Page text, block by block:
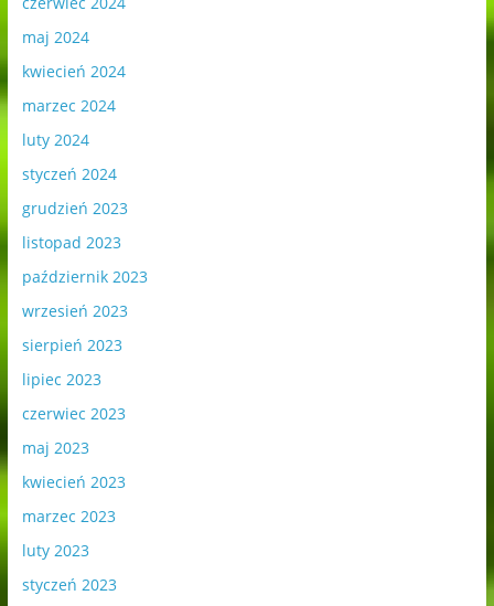
maj 2024
kwiecień 2024
marzec 2024
luty 2024
styczeń 2024
grudzień 2023
listopad 2023
październik 2023
wrzesień 2023
sierpień 2023
lipiec 2023
czerwiec 2023
maj 2023
kwiecień 2023
marzec 2023
luty 2023
styczeń 2023